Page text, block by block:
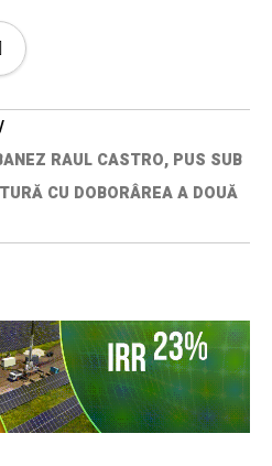
RAUL CASTRO, PUS SUB
CU DOBORÂREA A DOUĂ